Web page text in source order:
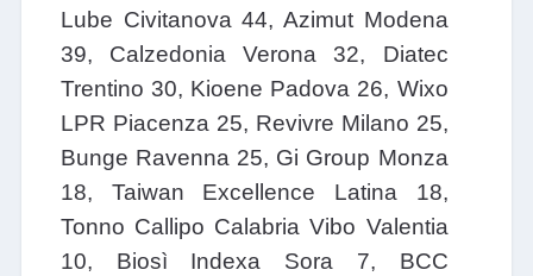
Lube Civitanova 44, Azimut Modena
39, Calzedonia Verona 32, Diatec
Trentino 30, Kioene Padova 26, Wixo
LPR Piacenza 25, Revivre Milano 25,
Bunge Ravenna 25, Gi Group Monza
18, Taiwan Excellence Latina 18,
Tonno Callipo Calabria Vibo Valentia
10, Biosì Indexa Sora 7, BCC